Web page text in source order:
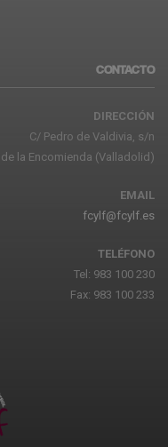
CONTACTO
DIRECCIÓN
C/ Pedro de Valdivia, s/n
la Encomienda (Valladolid)
EMAIL
fcylf@fcylf.es
TELÉFONO
Tel: 983 100 230
Fax: 983 100 233